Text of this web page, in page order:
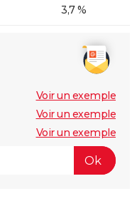
3,7 %
Voir un exemple
Voir un exemple
Voir un exemple